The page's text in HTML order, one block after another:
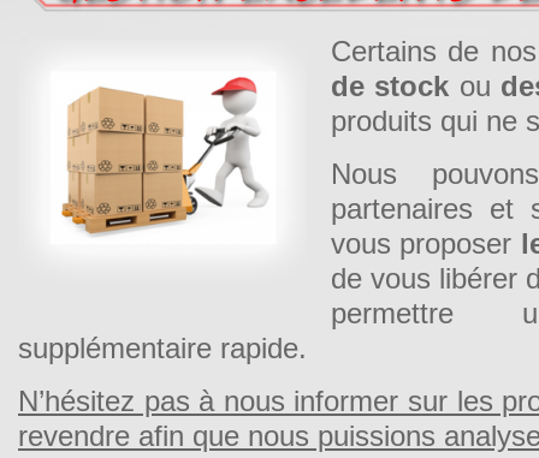
Certains de
de stock ou
produits qui ne
Nous
partenaires et
vous proposer
de vous libérer
permettre
supplémentaire rapide.
N’hésitez pas à nous informer sur les
revendre afin que nous puissions